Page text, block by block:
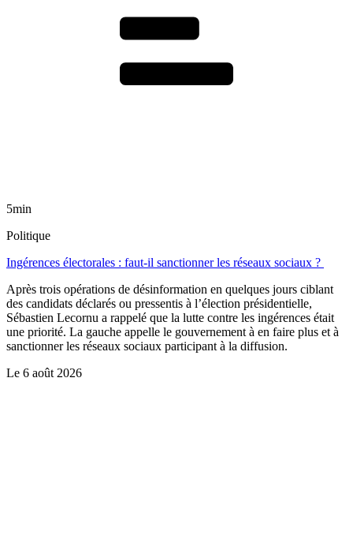
5min
Politique
Ingérences électorales : faut-il sanctionner les réseaux sociaux ?
Après trois opérations de désinformation en quelques jours ciblant
des candidats déclarés ou pressentis à l’élection présidentielle,
Sébastien Lecornu a rappelé que la lutte contre les ingérences était
une priorité. La gauche appelle le gouvernement à en faire plus et à
sanctionner les réseaux sociaux participant à la diffusion.
Le 6 août 2026